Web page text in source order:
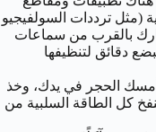
(مثل ترددات السولفيجيو
بالقرب من سماعات
دقائق لتنظيفها
أمسك الحجر في يدك، وخذ
كل الطاقة السلبية من